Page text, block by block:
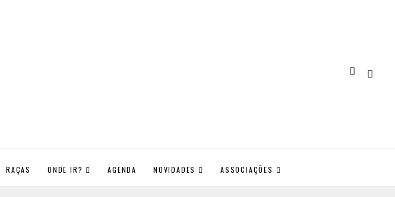
RAÇAS ONDE IR? AGENDA NOVIDADES ASSOCIAÇÕES